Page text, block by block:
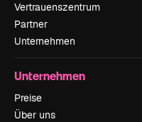
Vertrauenszentrum
Partner
Unternehmen
Unternehmen
Preise
Über uns